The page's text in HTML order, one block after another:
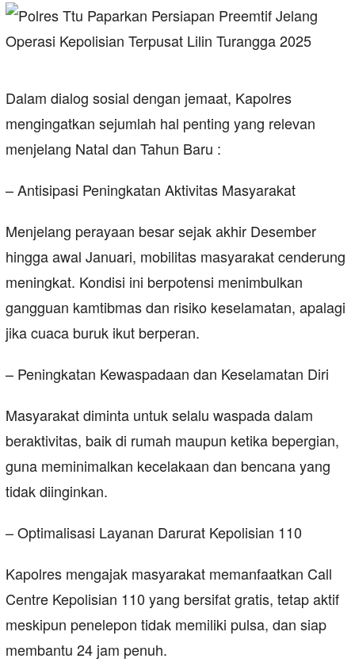
Dalam dialog sosial dengan jemaat, Kapolres
mengingatkan sejumlah hal penting yang relevan
menjelang Natal dan Tahun Baru :
– Antisipasi Peningkatan Aktivitas Masyarakat
Menjelang perayaan besar sejak akhir Desember
hingga awal Januari, mobilitas masyarakat cenderung
meningkat. Kondisi ini berpotensi menimbulkan
gangguan kamtibmas dan risiko keselamatan, apalagi
jika cuaca buruk ikut berperan.
– Peningkatan Kewaspadaan dan Keselamatan Diri
Masyarakat diminta untuk selalu waspada dalam
beraktivitas, baik di rumah maupun ketika bepergian,
guna meminimalkan kecelakaan dan bencana yang
tidak diinginkan.
– Optimalisasi Layanan Darurat Kepolisian 110
Kapolres mengajak masyarakat memanfaatkan Call
Centre Kepolisian 110 yang bersifat gratis, tetap aktif
meskipun penelepon tidak memiliki pulsa, dan siap
membantu 24 jam penuh.